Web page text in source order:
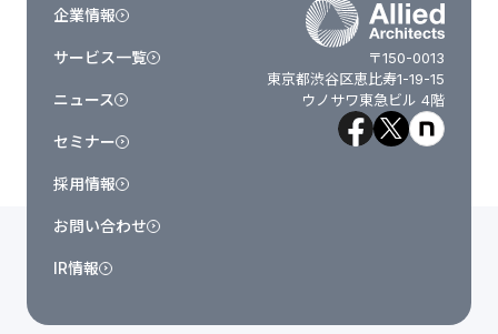
〒150-0013
東京都渋谷区恵比寿1-19-15
ウノサワ東急ビル 4階
企業情報
サービス一覧
ニュース
セミナー
採用情報
お問い合わせ
IR情報